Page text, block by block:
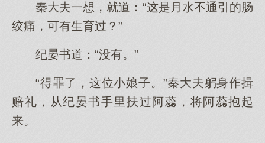
秦大夫一想，就道：“这是月水不通引的肠
绞痛，可有生育过？”
纪晏书道：“没有。”
“得罪了，这位小娘子。”秦大夫躬身作揖
赔礼，从纪晏书手里扶过阿蕊，将阿蕊抱起
来。